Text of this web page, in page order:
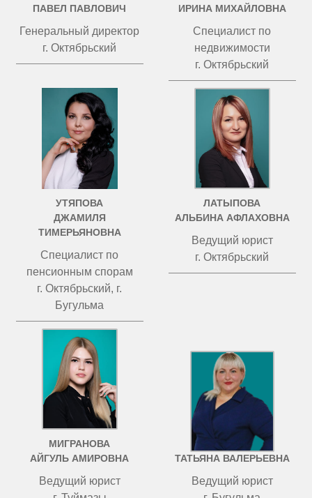
ПАВЕЛ ПАВЛОВИЧ
Генеральный директор
г. Октябрьский
ИРИНА МИХАЙЛОВНА
Специалист по
недвижимости
г. Октябрьский
УТЯПОВА
ДЖАМИЛЯ
ТИМЕРЬЯНОВНА
Специалист по
пенсионным спорам
г. Октябрьский, г.
Бугульма
ЛАТЫПОВА
АЛЬБИНА АФЛАХОВНА
Ведущий юрист
г. Октябрьский
МИГРАНОВА
АЙГУЛЬ АМИРОВНА
Ведущий юрист
ЧИСТОВА
ТАТЬЯНА ВАЛЕРЬЕВНА
Ведущий юрист